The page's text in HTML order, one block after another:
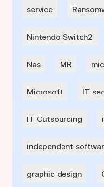
service
Nintendo Switch2
Nas MR
Microsoft IT
IT Outsourcing
independent
graphic design